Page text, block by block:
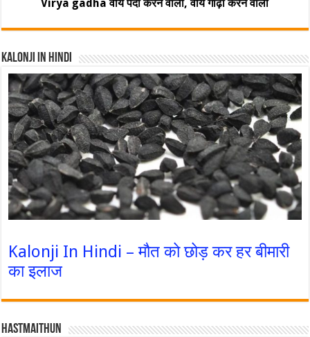
Virya gadha वीर्य पैदा करने वाली, वीर्य गाढ़ा करने वाली
Kalonji In Hindi
Kalonji In Hindi – मौत को छोड़ कर हर बीमारी
का इलाज
Hastmaithun